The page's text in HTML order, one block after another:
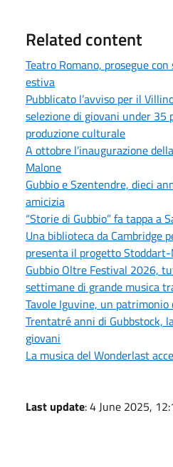
Related content
Teatro Romano, prosegue
estiva
Pubblicato l’avviso per il
selezione di giovani under 35
produzione culturale
A ottobre l’inaugurazione
Malone
Gubbio e Szentendre, dieci
amicizia
“Storie di Gubbio” fa tappa a
Una biblioteca da Cambridge
presenta il progetto
Gubbio Oltre Festival 2026,
settimane di grande musica
Tavole Iguvine, un patrimonio
Trentatré anni di Gubbstock,
giovani
La musica del Wonderlast
Last update: 4 June 2025,